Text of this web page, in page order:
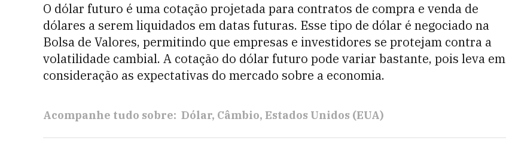
O dólar futuro é uma cotação projetada para contratos de compra e venda de
dólares a serem liquidados em datas futuras. Esse tipo de dólar é negociado na
Bolsa de Valores, permitindo que empresas e investidores se protejam contra a
volatilidade cambial. A cotação do dólar futuro pode variar bastante, pois leva em
consideração as expectativas do mercado sobre a economia.
Acompanhe tudo sobre: Dólar Câmbio Estados Unidos (EUA)